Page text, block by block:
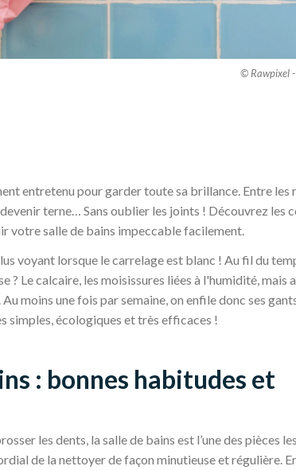
© Rawpixel -
entretenu pour garder toute sa brillance. Entre les
terne… Sans oublier les joints ! Découvrez les
votre salle de bains impeccable facilement.
voyant lorsque le carrelage est blanc ! Au fil du
? Le calcaire, les moisissures liées à l'humidité, mais
moins une fois par semaine, on enfile donc ses
simples, écologiques et très efficaces !
: bonnes habitudes et
les dents, la salle de bains est l’une des pièces
de la nettoyer de façon minutieuse et régulière.